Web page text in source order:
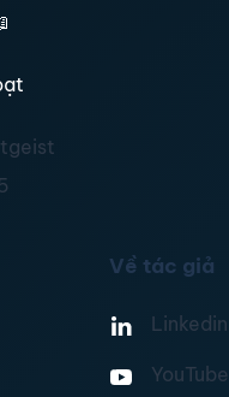
Về tác giả
Linkedin
YouTube